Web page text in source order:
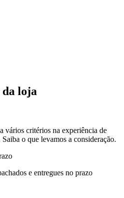
da loja
vários critérios na experiência de
o que levamos a consideração.
e entregues no prazo